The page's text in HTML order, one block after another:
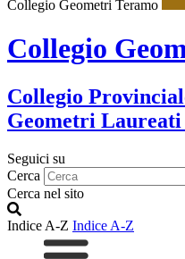
Collegio Geometri Teramo
Collegio
Collegio
Geometri
Seguici su
Cerca
Cerca nel sito
Indice A-Z Indice A-Z